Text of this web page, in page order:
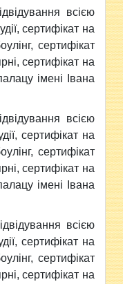
всією
сертифікат на
сертифікат
сертифікат на
імені Івана
всією
сертифікат на
сертифікат
сертифікат на
імені Івана
всією
сертифікат на
сертифікат
сертифікат на